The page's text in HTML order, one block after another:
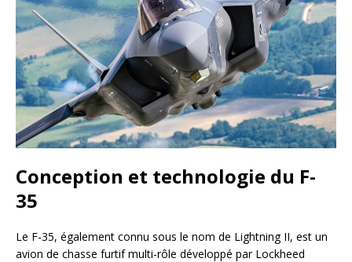
Conception et technologie du F-
35
Le F-35, également connu sous le nom de Lightning II, est un
avion de chasse furtif multi-rôle développé par Lockheed